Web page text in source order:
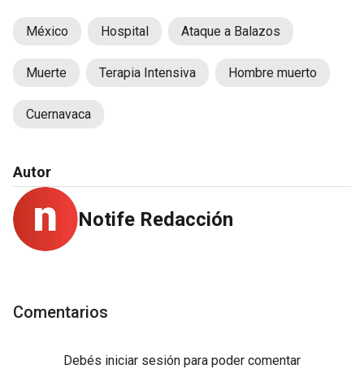
México Hospital Ataque a Balazos
Muerte Terapia Intensiva Hombre muerto
Cuernavaca
Autor
Notife Redacción
Comentarios
Debés iniciar sesión para poder comentar